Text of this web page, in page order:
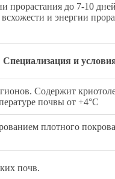
прорастания до 7-10
и энергии
Специализация и
Содержит
почвы от +4°C
плотного
почв.